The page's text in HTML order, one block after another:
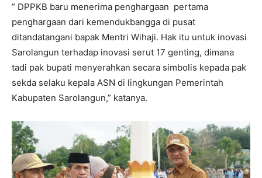
” DPPKB baru menerima penghargaan pertama
penghargaan dari kemendukbangga di pusat
ditandatangani bapak Mentri Wihaji. Hak itu untuk inovasi
Sarolangun terhadap inovasi serut 17 genting, dimana
tadi pak bupati menyerahkan secara simbolis kepada pak
sekda selaku kepala ASN di lingkungan Pemerintah
Kabupaten Sarolangun,” katanya.